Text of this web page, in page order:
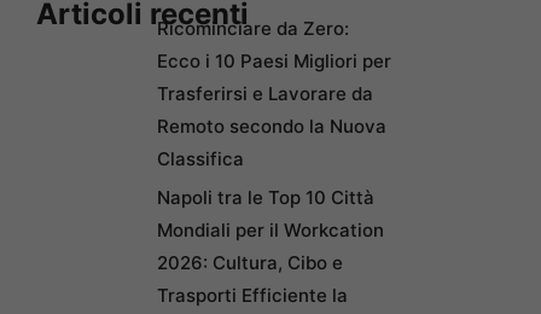
Articoli recentiRicominciare da Zero:
Ecco i 10 Paesi Migliori per
Trasferirsi e Lavorare da
Remoto secondo la Nuova
Classifica
Napoli tra le Top 10 Città
Mondiali per il Workcation
2026: Cultura, Cibo e
Trasporti Efficiente la